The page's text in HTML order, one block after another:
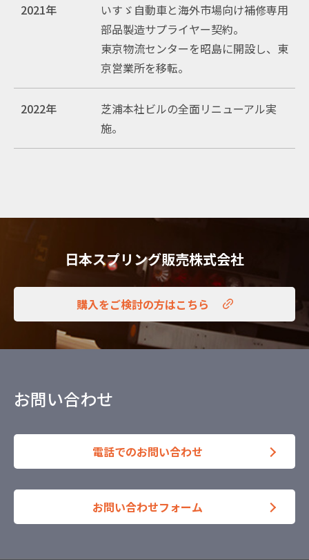
2021年
いすゞ自動車と海外市場向け補修専用
部品製造サプライヤー契約。
東京物流センターを昭島に開設し、東
京営業所を移転。
2022年
芝浦本社ビルの全面リニューアル実
施。
日本スプリング販売株式会社
購入をご検討の方はこちら
お問い合わせ
電話でのお問い合わせ
お問い合わせフォーム